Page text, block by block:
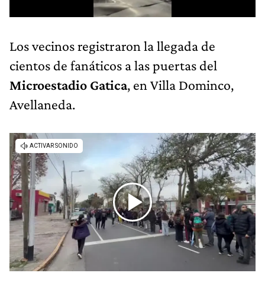
Los vecinos registraron la llegada de
cientos de fanáticos a las puertas del
Microestadio Gatica, en Villa Dominco,
Avellaneda.